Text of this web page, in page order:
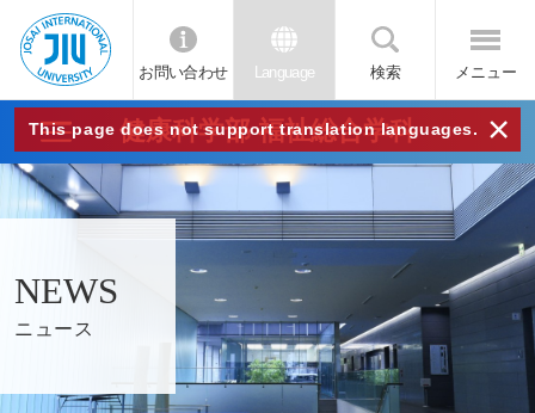
JIU
城西
大学
お問い合わせ Language 検索 メニュー
This page does not support translation languages. ×
健康科学部 福祉総合学科
NEWS
ニュース